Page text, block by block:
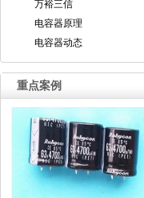
万裕三信
电容器原理
电容器动态
重点案例